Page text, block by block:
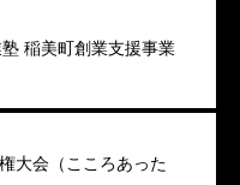
稲美町創業支援事業
大会（こころあった